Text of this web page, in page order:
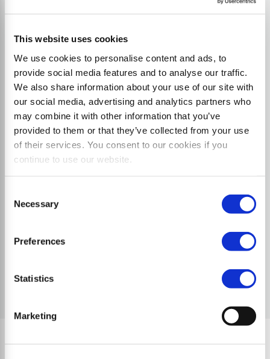
This website uses cookies
We use cookies to personalise content and ads, to
provide social media features and to analyse our traffic.
We also share information about your use of our site with
our social media, advertising and analytics partners who
may combine it with other information that you’ve
provided to them or that they’ve collected from your use
of their services. You consent to our cookies if you
continue to use our website.
Selection
Necessary
Preferences
Statistics
Marketing